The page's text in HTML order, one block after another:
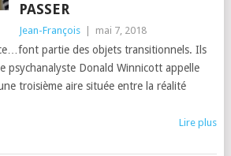
PASSER
Jean-François mai 7, 2018
partie des objets transitionnels. Ils
psychanalyste Donald Winnicott appelle
troisième aire située entre la réalité
Lire plus